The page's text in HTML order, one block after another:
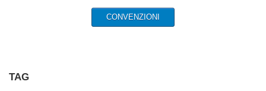
CONVENZIONI
TAG